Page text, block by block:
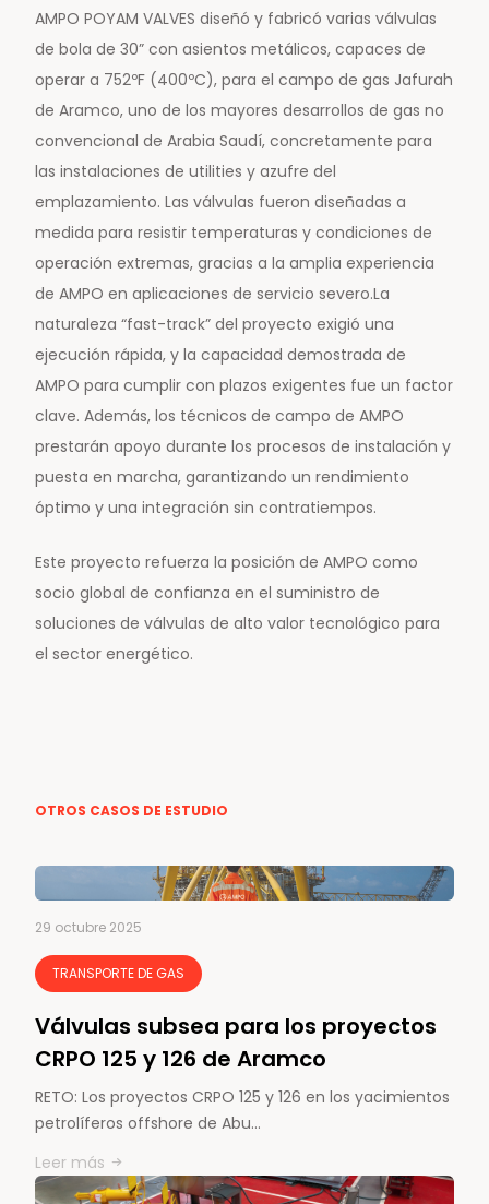
AMPO POYAM VALVES diseñó y fabricó varias válvulas
de bola de 30” con asientos metálicos, capaces de
operar a 752ºF (400ºC), para el campo de gas Jafurah
de Aramco, uno de los mayores desarrollos de gas no
convencional de Arabia Saudí, concretamente para
las instalaciones de utilities y azufre del
emplazamiento. Las válvulas fueron diseñadas a
medida para resistir temperaturas y condiciones de
operación extremas, gracias a la amplia experiencia
de AMPO en aplicaciones de servicio severo.La
naturaleza “fast-track” del proyecto exigió una
ejecución rápida, y la capacidad demostrada de
AMPO para cumplir con plazos exigentes fue un factor
clave. Además, los técnicos de campo de AMPO
prestarán apoyo durante los procesos de instalación y
puesta en marcha, garantizando un rendimiento
óptimo y una integración sin contratiempos.
Este proyecto refuerza la posición de AMPO como
socio global de confianza en el suministro de
soluciones de válvulas de alto valor tecnológico para
el sector energético.
OTROS CASOS DE ESTUDIO
29 octubre 2025
TRANSPORTE DE GAS
Válvulas subsea para los proyectos
CRPO 125 y 126 de Aramco
RETO: Los proyectos CRPO 125 y 126 en los yacimientos
petrolíferos offshore de Abu…
Leer más